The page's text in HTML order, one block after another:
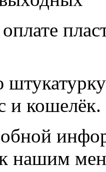
штукатурку
и кошелёк.
нашим